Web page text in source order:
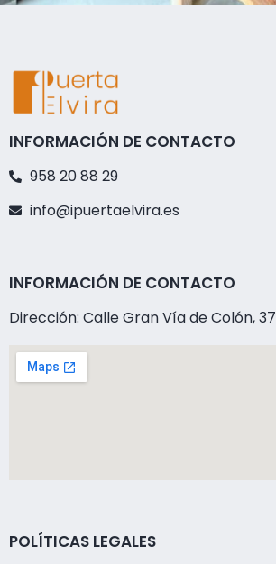
INFORMACIÓN DE CONTACTO
958 20 88 29
info@ipuertaelvira.es
INFORMACIÓN DE CONTACTO
Dirección: Calle Gran Vía de Colón, 37
POLÍTICAS LEGALES